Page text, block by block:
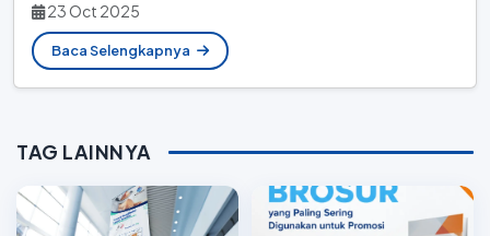
23 Oct 2025
Baca Selengkapnya
TAG LAINNYA